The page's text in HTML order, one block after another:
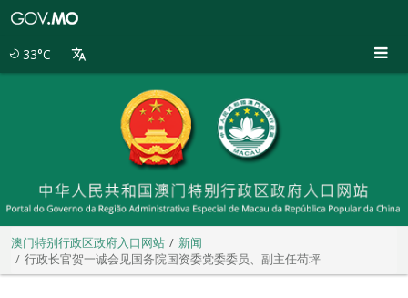
33°C
澳门特别行政区政府入口网站
新闻
行政长官贺一诚会见国务院国资委党委委员、副主任苟坪